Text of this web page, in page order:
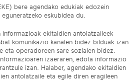
bere agendako edukiak edozein
eskubidea du.
ekitaldien antolatzaileek
komunikazio kanalen bidez bilduak izan
eta operadoreen sare sozialen bidez.
izaeraren, edota informazio
izan. Halaber, agendako ekitaldien
antolatzaile eta egile diren eragileen